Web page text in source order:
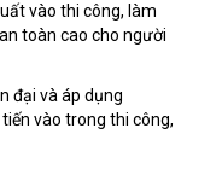
vào thi công, làm
toàn cao cho người
đại và áp dụng
vào trong thi công,